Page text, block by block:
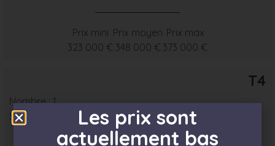
Prix mini
323 000 €
Prix moyen
348 000 €
Prix max
373 000 €
T4
Nombre : 1
Surface moyenne : 74 m²Les prix sont
actuellement bas